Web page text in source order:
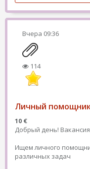
Вчера 09:36
114
Личный
10 €
Добрый день!
Ищем личного
различных задач